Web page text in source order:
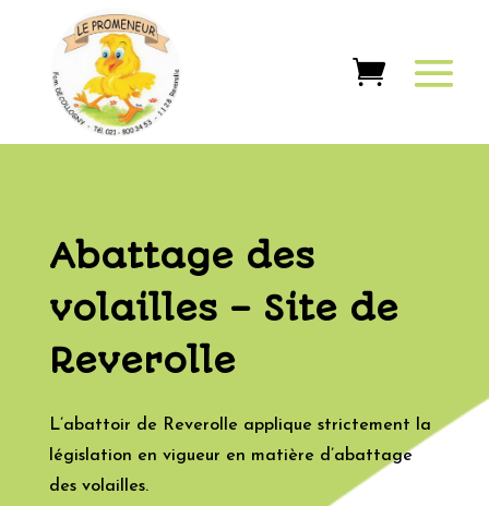
Abattage des
volailles – Site de
Reverolle
L’abattoir de Reverolle applique strictement la
législation en vigueur en matière d’abattage
des volailles.